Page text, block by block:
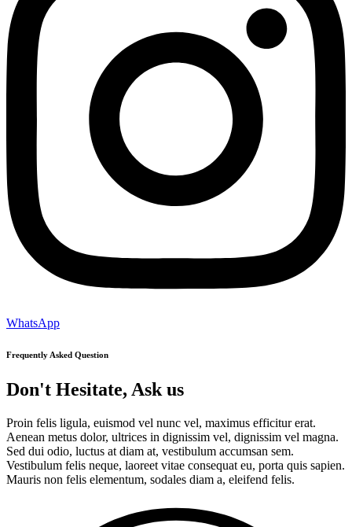
WhatsApp
Frequently Asked Question
Don't Hesitate, Ask us
Proin felis ligula, euismod vel nunc vel, maximus efficitur erat.
Aenean metus dolor, ultrices in dignissim vel, dignissim vel magna.
Sed dui odio, luctus at diam at, vestibulum accumsan sem.
Vestibulum felis neque, laoreet vitae consequat eu, porta quis sapien.
Mauris non felis elementum, sodales diam a, eleifend felis.